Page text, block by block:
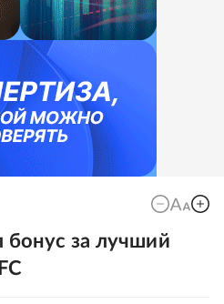
бонус за лучший